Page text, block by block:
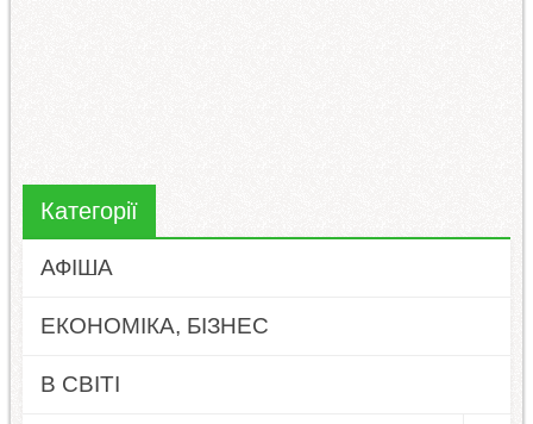
Категорії
АФІША
ЕКОНОМІКА, БІЗНЕС
В СВІТІ